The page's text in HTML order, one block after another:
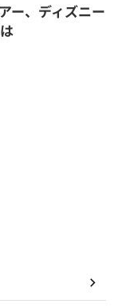
ー、ディズニー